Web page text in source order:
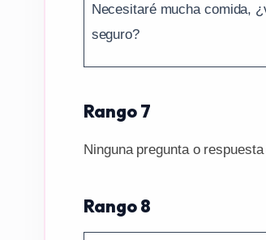
Necesitaré mucha comida,
seguro?
Rango 7
Ninguna pregunta o
Rango 8